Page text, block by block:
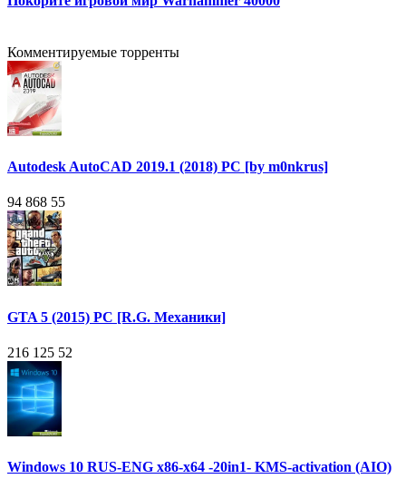
Комментируемые торренты
Autodesk AutoCAD 2019.1 (2018) PC [by m0nkrus]
94 868 55
GTA 5 (2015) PC [R.G. Механики]
216 125 52
Windows 10 RUS-ENG x86-x64 -20in1- KMS-activation (AIO)